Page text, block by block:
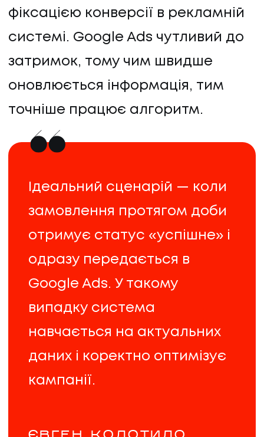
фіксацією конверсії в рекламній
системі. Google Ads чутливий до
затримок, тому чим швидше
оновлюється інформація, тим
точніше працює алгоритм.
Ідеальний сценарій — коли
замовлення протягом доби
отримує статус «успішне» і
одразу передається в
Google Ads. У такому
випадку система
навчається на актуальних
даних і коректно оптимізує
кампанії.